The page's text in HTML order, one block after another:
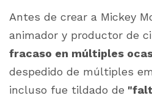
Antes de crear a Mickey
animador y productor de
fracaso en múltiples
despedido de múltiples
incluso fue tildado de